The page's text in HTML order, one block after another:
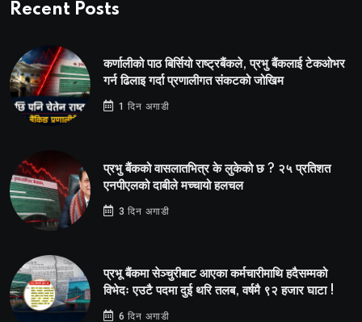
Recent Posts
कर्णालीको पाठ बिर्सियो राष्ट्रबैंकले, प्रभु बैंकलाई टेकओभर
गर्न ढिलाइ गर्दा प्रणालीगत संकटको जोखिम
1 दिन अगाडी
प्रभु बैंकको वासलातभित्र के लुकेको छ ? २५ प्रतिशत
एनपीएलको दाबीले मच्चायो हलचल
3 दिन अगाडी
प्रभू बैंकमा सेञ्चुरीबाट आएका कर्मचारीमाथि हदैसम्मको
विभेदः एउटै पदमा दुई थरि तलब, वर्षमै ९२ हजार घाटा !
6 दिन अगाडी